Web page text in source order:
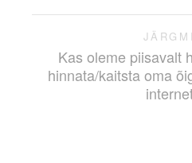
Kas oleme piisavalt
hinnata/kaitsta oma